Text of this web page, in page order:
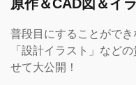
原作＆CAD図＆イ
普段目にすることができ
「設計イラスト」など
せて大公開！